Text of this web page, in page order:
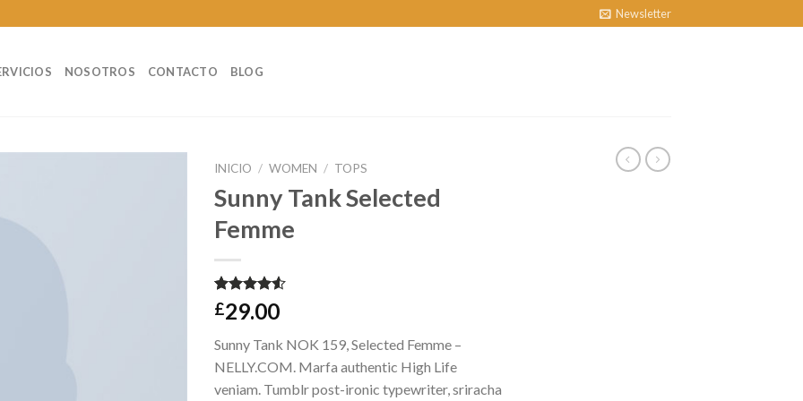
Newsletter
NOSOTROS CONTACTO BLOG
INICIO / WOMEN / TOPS
Sunny Tank Selected
Femme
Valorado
4.50 sobre
en
2
puntuaciones
de clientes
£29.00
Sunny Tank NOK 159, Selected Femme –
NELLY.COM. Marfa authentic High Life
veniam. Tumblr post-ironic typewriter, sriracha